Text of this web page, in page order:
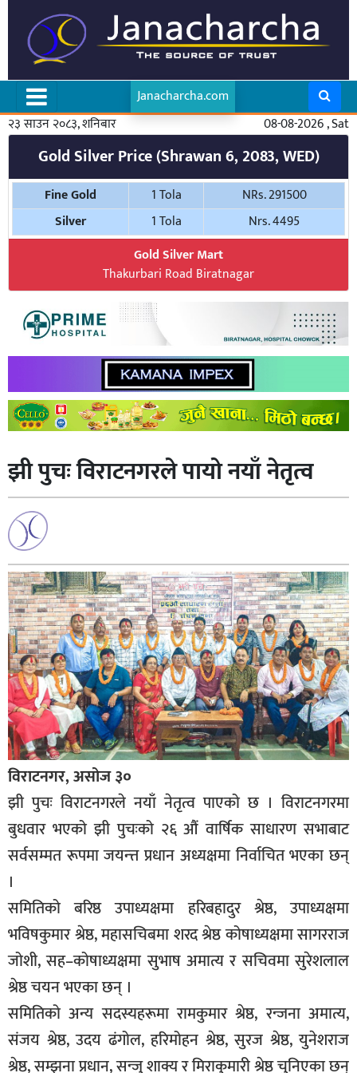
Janacharcha.com
२३ साउन २०८३, शनिबार
08-08-2026 , Sat
Gold Silver Price (Shrawan 6, 2083, WED)
Fine Gold 1 Tola
NRs. 291500
Silver
1 Tola
Nrs. 4495
Gold Silver Mart
Thakurbari Road Biratnagar
झी पुचः विराटनगरले पायो नयाँ नेतृत्व
विराटनगर, असोज ३०
झी पुचः विराटनगरले नयाँ नेतृत्व पाएको छ । विराटनगरमा
बुधवार भएको झी पुचःको २६ औं वार्षिक साधारण सभाबाट
सर्वसम्मत रूपमा जयन्त्त प्रधान अध्यक्षमा निर्वाचित भएका छन्
।
समितिको बरिष्ठ उपाध्यक्षमा हरिबहादुर श्रेष्ठ, उपाध्यक्षमा
भविषकुमार श्रेष्ठ, महासचिबमा शरद श्रेष्ठ कोषाध्यक्षमा सागरराज
जोशी, सह–कोषाध्यक्षमा सुभाष अमात्य र सचिवमा सुरेशलाल
श्रेष्ठ चयन भएका छन् ।
समितिको अन्य सदस्यहरूमा रामकुमार श्रेष्ठ, रन्जना अमात्य,
संजय श्रेष्ठ, उदय ढंगोल, हरिमोहन श्रेष्ठ, सुरज श्रेष्ठ, युनेशराज
श्रेष्ठ, सम्झना प्रधान, सन्जु शाक्य र मिराकुमारी श्रेष्ठ चुनिएका छन्